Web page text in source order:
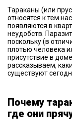
Тараканы (или
относятся к тем
появляются в
неудобств.
поскольку (в
плотью человека
присутствие в
рассказываем,
существуют
Почему
где они